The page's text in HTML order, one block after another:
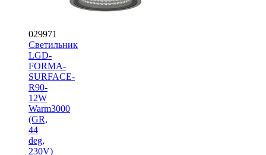
029971
Светильник
LGD-
FORMA-
SURFACE-
R90-
12W
Warm3000
(GR,
44
deg,
230V)